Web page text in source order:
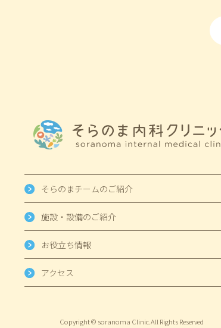
そらのまチームのご紹介
施設・設備のご紹介
お役立ち情報
アクセス
Copyright © soranoma Clinic.All Rights Reserved